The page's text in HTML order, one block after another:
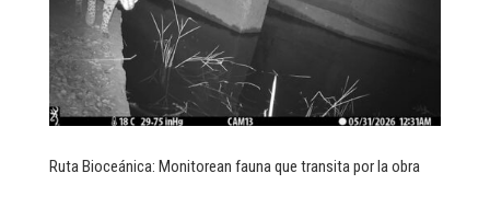
Ruta Bioceánica: Monitorean fauna que transita por la obra